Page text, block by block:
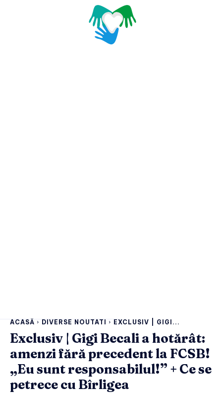
ACASĂ DIVERSE NOUTATI EXCLUSIV | GIGI...
Exclusiv | Gigi Becali a hotărât:
amenzi fără precedent la FCSB!
„Eu sunt responsabilul!” + Ce se
petrece cu Bîrligea